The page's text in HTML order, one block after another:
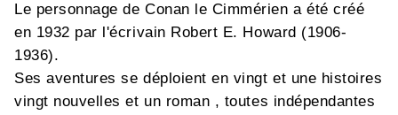
Le personnage de Conan le Cimmérien a été créé
en 1932 par l'écrivain Robert E. Howard (1906-
1936).
Ses aventures se déploient en vingt et une histoires
vingt nouvelles et un roman , toutes indépendantes